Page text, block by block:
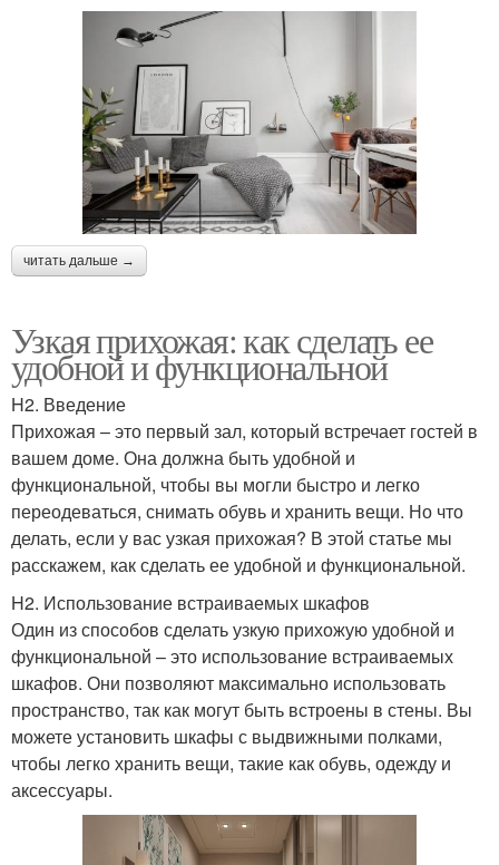
читать дальше →
Узкая прихожая: как сделать ее
удобной и функциональной
H2. Введение
Прихожая – это первый зал, который встречает гостей в
вашем доме. Она должна быть удобной и
функциональной, чтобы вы могли быстро и легко
переодеваться, снимать обувь и хранить вещи. Но что
делать, если у вас узкая прихожая? В этой статье мы
расскажем, как сделать ее удобной и функциональной.
H2. Использование встраиваемых шкафов
Один из способов сделать узкую прихожую удобной и
функциональной – это использование встраиваемых
шкафов. Они позволяют максимально использовать
пространство, так как могут быть встроены в стены. Вы
можете установить шкафы с выдвижными полками,
чтобы легко хранить вещи, такие как обувь, одежду и
аксессуары.